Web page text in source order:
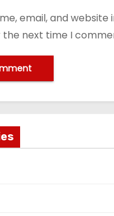
email, and website
next time I